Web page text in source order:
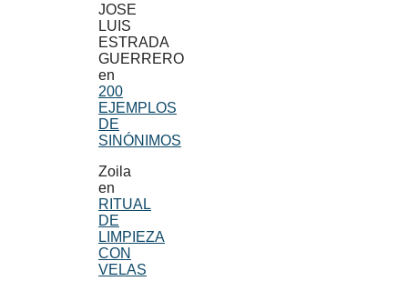
JOSE
LUIS
ESTRADA
GUERRERO
en
200
EJEMPLOS
DE
SINÓNIMOS
Zoila
en
RITUAL
DE
LIMPIEZA
CON
VELAS